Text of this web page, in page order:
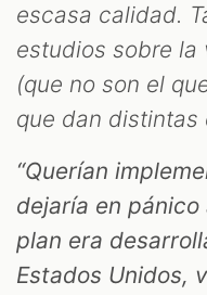
escasa calidad.
estudios sobre la
(que no son el
que dan distintas
“Querían
dejaría en
plan era
Estados Unidos,